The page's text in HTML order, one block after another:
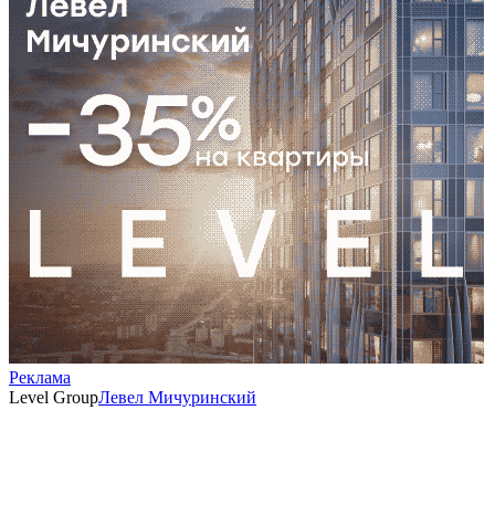
Реклама
Level GroupЛевел Мичуринский